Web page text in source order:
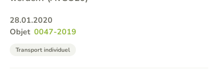
28.01.2020
Objet 0047-2019
Transport individuel